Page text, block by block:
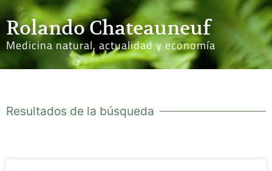
Rolando Chateauneuf
Medicina natural, actualidad y economía
Resultados de la búsqueda